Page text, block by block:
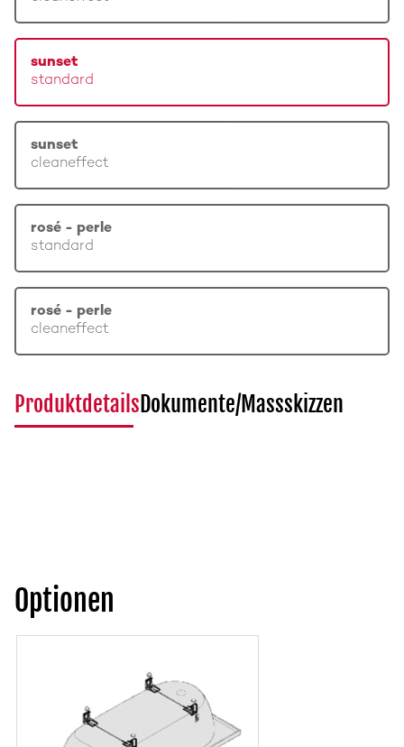
sunset
standard
sunset
cleaneffect
rosé - perle
standard
rosé - perle
cleaneffect
ProduktdetailsDokumente/Massskizzen
Optionen